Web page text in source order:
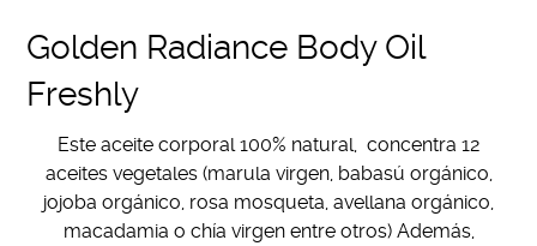
Golden Radiance Body Oil
Freshly
Este aceite corporal 100% natural, concentra 12
aceites vegetales (marula virgen, babasú orgánico,
jojoba orgánico, rosa mosqueta, avellana orgánico,
macadamia o chía virgen entre otros) Además,